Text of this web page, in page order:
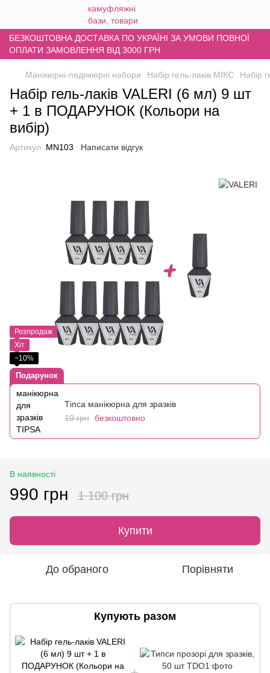
БЕЗКОШТОВНА ДОСТАВКА ПО УКРАЇНІ ЗА УМОВИ ПОВНОЇ
ОПЛАТИ ЗАМОВЛЕННЯ ВІД 3000 ГРН
Манікюрні-педикюрні набори Набір гель-лаків МІКС Набір
Набір гель-лаків VALERI (6 мл) 9 шт
+ 1 в ПОДАРУНОК (Кольори на
вибір)
Артикул: MN103 Написати відгук
Розпродаж
Хіт
−10%
Подарунок
Тіпса манікюрна для зразків
10 грн безкоштовно
В наявності
990 грн 1 100 грн
Купити
До обраного Порівняти
Купують разом